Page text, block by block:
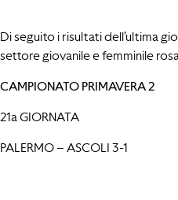
Di seguito i risultati dell’ultima
settore giovanile e femminile
CAMPIONATO PRIMAVERA 2
21a GIORNATA
PALERMO – ASCOLI 3-1